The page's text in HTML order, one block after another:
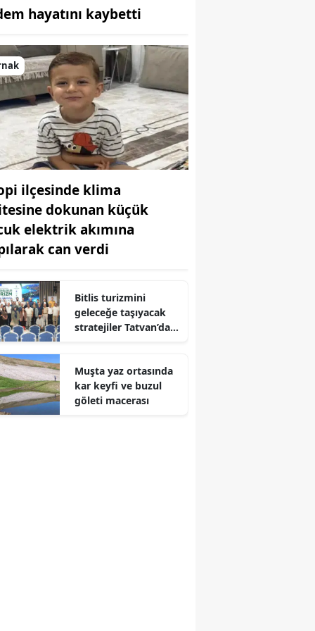
Bilecik
Bingöl
Bitlis
Bolu
Burdur
Bursa
Çanakkale
Çankırı
Çorum
Diyarbakır
Edirne
Erzincan
hayatını kaybetti
ilçesinde klima
dokunan küçük
elektrik akımına
can verdi
Bitlis turizmini
geleceğe taşıyacak
stratejiler Tatvan’da
Muşta yaz ortasında
kar keyfi ve buzul
göleti macerası